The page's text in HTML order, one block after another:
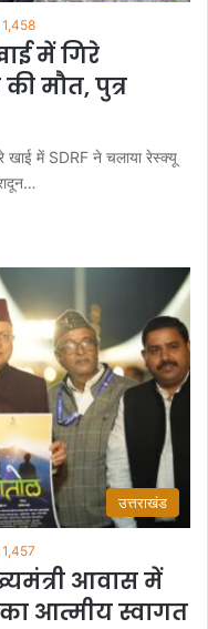
1,458
में गिरे
मौत, पुत्र
खाई में SDRF ने चलाया रेस्क्यू
उत्तराखंड
1,457
आवास में
का आत्मीय स्वागत